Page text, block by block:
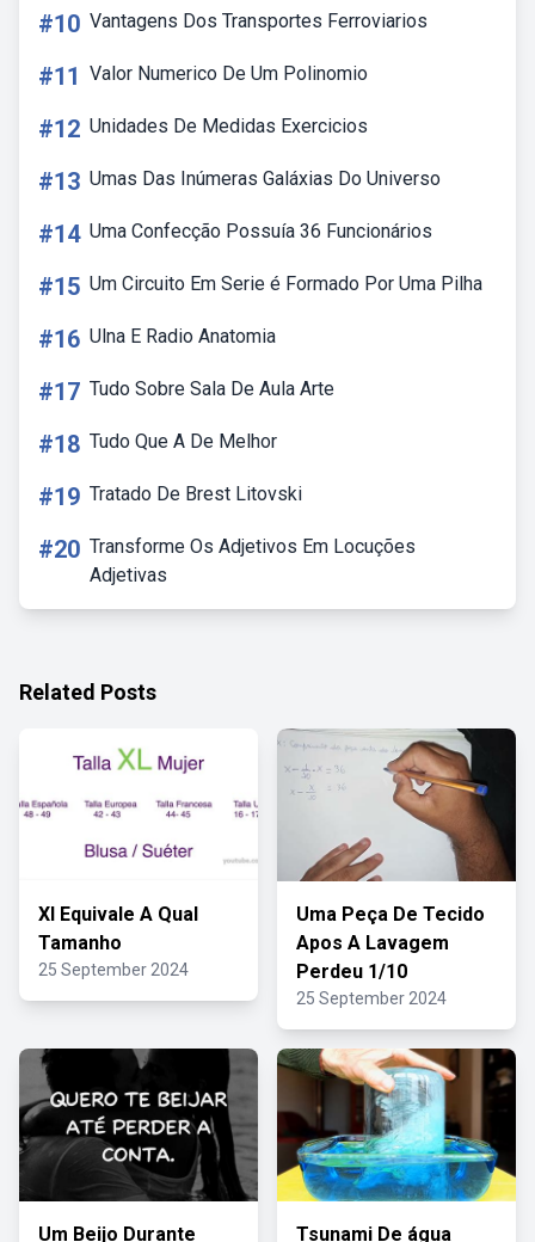
#10 Vantagens Dos Transportes Ferroviarios
#11 Valor Numerico De Um Polinomio
#12 Unidades De Medidas Exercicios
#13 Umas Das Inúmeras Galáxias Do Universo
#14 Uma Confecção Possuía 36 Funcionários
#15 Um Circuito Em Serie é Formado Por Uma Pilha
#16 Ulna E Radio Anatomia
#17 Tudo Sobre Sala De Aula Arte
#18 Tudo Que A De Melhor
#19 Tratado De Brest Litovski
#20 Transforme Os Adjetivos Em Locuções
Adjetivas
Related Posts
Xl Equivale A Qual
Tamanho
25 September 2024
Uma Peça De Tecido
Apos A Lavagem
Perdeu 1/10
25 September 2024
Um Beijo Durante Tsunami De água